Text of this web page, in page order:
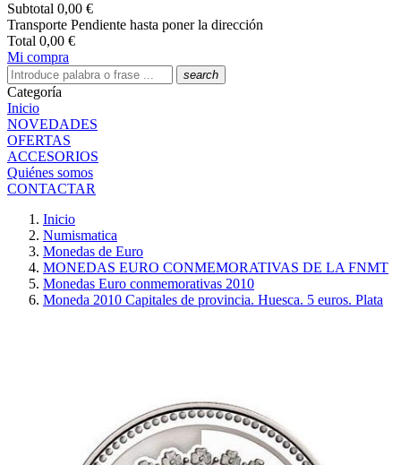
Subtotal 0,00 €
Transporte Pendiente hasta poner la dirección
Total 0,00 €
Mi compra
search
Categoría
Inicio
NOVEDADES
OFERTAS
ACCESORIOS
Quiénes somos
CONTACTAR
Inicio
Numismatica
Monedas de Euro
MONEDAS EURO CONMEMORATIVAS DE LA FNMT
Monedas Euro conmemorativas 2010
Moneda 2010 Capitales de provincia. Huesca. 5 euros. Plata